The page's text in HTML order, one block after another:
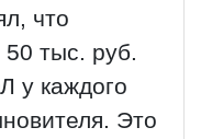
что
тыс. руб.
у каждого
Это